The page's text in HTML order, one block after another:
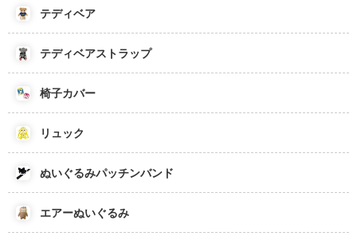
テディベア
テディベアストラップ
椅子カバー
リュック
ぬいぐるみパッチンバンド
エアーぬいぐるみ